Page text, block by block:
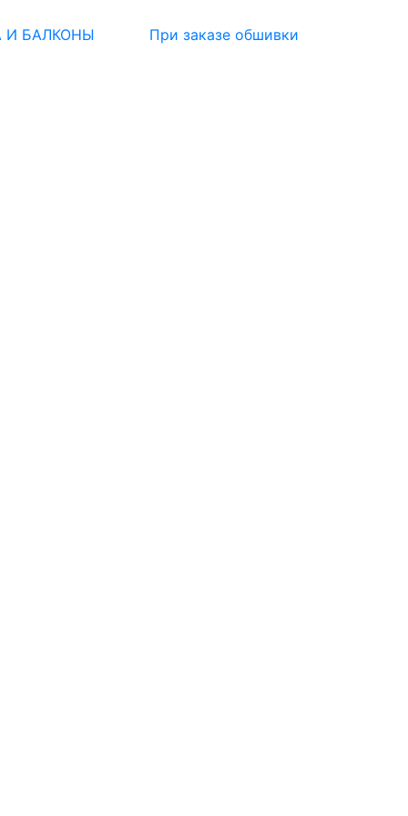
При заказе обшивки балкона -